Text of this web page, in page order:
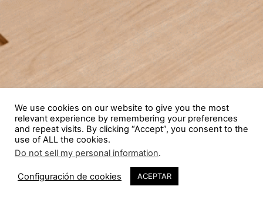
We use cookies on our website to give you the most
relevant experience by remembering your preferences
and repeat visits. By clicking “Accept”, you consent to the
use of ALL the cookies.
Do not sell my personal information.
Configuración de cookies ACEPTAR